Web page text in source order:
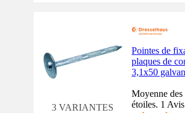
3 VARIANTES
Pointes de
plaques de
3,1x50
Moyenne
étoiles. 1